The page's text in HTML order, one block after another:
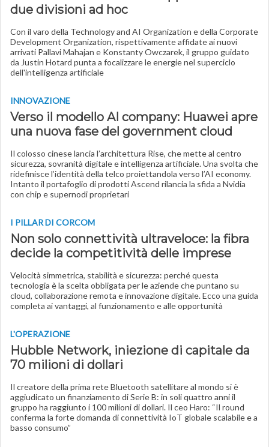
due divisioni ad hoc
Con il varo della Technology and AI Organization e della Corporate
Development Organization, rispettivamente affidate ai nuovi
arrivati Pallavi Mahajan e Konstanty Owczarek, il gruppo guidato
da Justin Hotard punta a focalizzare le energie nel superciclo
dell'intelligenza artificiale
INNOVAZIONE
Verso il modello AI company: Huawei apre
una nuova fase del government cloud
Il colosso cinese lancia l’architettura Rise, che mette al centro
sicurezza, sovranità digitale e intelligenza artificiale. Una svolta che
ridefinisce l’identità della telco proiettandola verso l’AI economy.
Intanto il portafoglio di prodotti Ascend rilancia la sfida a Nvidia
con chip e supernodi proprietari
I PILLAR DI CORCOM
Non solo connettività ultraveloce: la fibra
decide la competitività delle imprese
Velocità simmetrica, stabilità e sicurezza: perché questa
tecnologia è la scelta obbligata per le aziende che puntano su
cloud, collaborazione remota e innovazione digitale. Ecco una guida
completa ai vantaggi, al funzionamento e alle opportunità
L'OPERAZIONE
Hubble Network, iniezione di capitale da
70 milioni di dollari
Il creatore della prima rete Bluetooth satellitare al mondo si è
aggiudicato un finanziamento di Serie B: in soli quattro anni il
gruppo ha raggiunto i 100 milioni di dollari. Il ceo Haro: “Il round
conferma la forte domanda di connettività IoT globale scalabile e a
basso consumo”